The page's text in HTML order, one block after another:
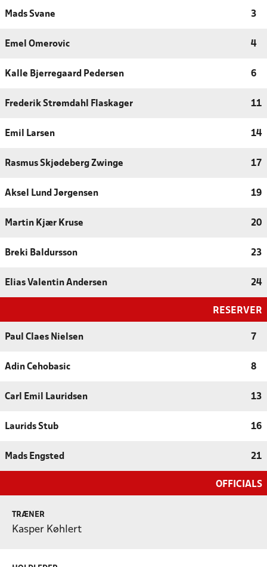
Mads Svane 3
Emel Omerovic 4
Kalle Bjerregaard Pedersen 6
Frederik Strømdahl Flaskager 11
Emil Larsen 14
Rasmus Skjødeberg Zwinge 17
Aksel Lund Jørgensen 19
Martin Kjær Kruse 20
Breki Baldursson 23
Elias Valentin Andersen 24
RESERVER
Paul Claes Nielsen 7
Adin Cehobasic 8
Carl Emil Lauridsen 13
Laurids Stub 16
Mads Engsted 21
OFFICIALS
TRÆNER
Kasper Køhlert